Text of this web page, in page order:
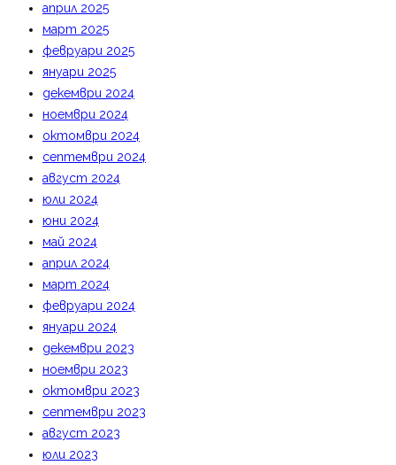
април 2025
март 2025
февруари 2025
януари 2025
декември 2024
ноември 2024
октомври 2024
септември 2024
август 2024
юли 2024
юни 2024
май 2024
април 2024
март 2024
февруари 2024
януари 2024
декември 2023
ноември 2023
октомври 2023
септември 2023
август 2023
юли 2023